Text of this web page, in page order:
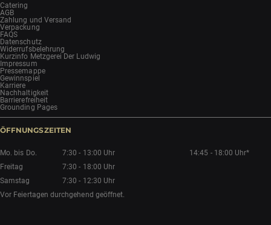
Catering
AGB
Zahlung und Versand
Verpackung
FAQS
Datenschutz
Widerrufsbelehrung
Kurzinfo Metzgerei Der Ludwig
Impressum
Pressemappe
Gewinnspiel
Karriere
Nachhaltigkeit
Barrierefreiheit
Grounding Pages
ÖFFNUNGSZEITEN
Mo. bis Do. 7:30 - 13:00 Uhr
14:45 - 18:00 Uhr*
Freitag
7:30 - 18:00 Uhr
Samstag
7:30 - 12:30 Uhr
Vor Feiertagen durchgehend geöffnet.